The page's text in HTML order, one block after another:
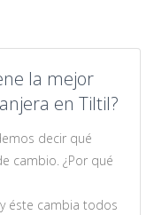
la mejor
en Tiltil?
decir qué
cambio. ¿Por qué
éste cambia todos